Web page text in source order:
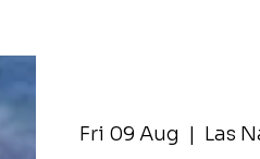
Fri 09 Aug
  |
Las